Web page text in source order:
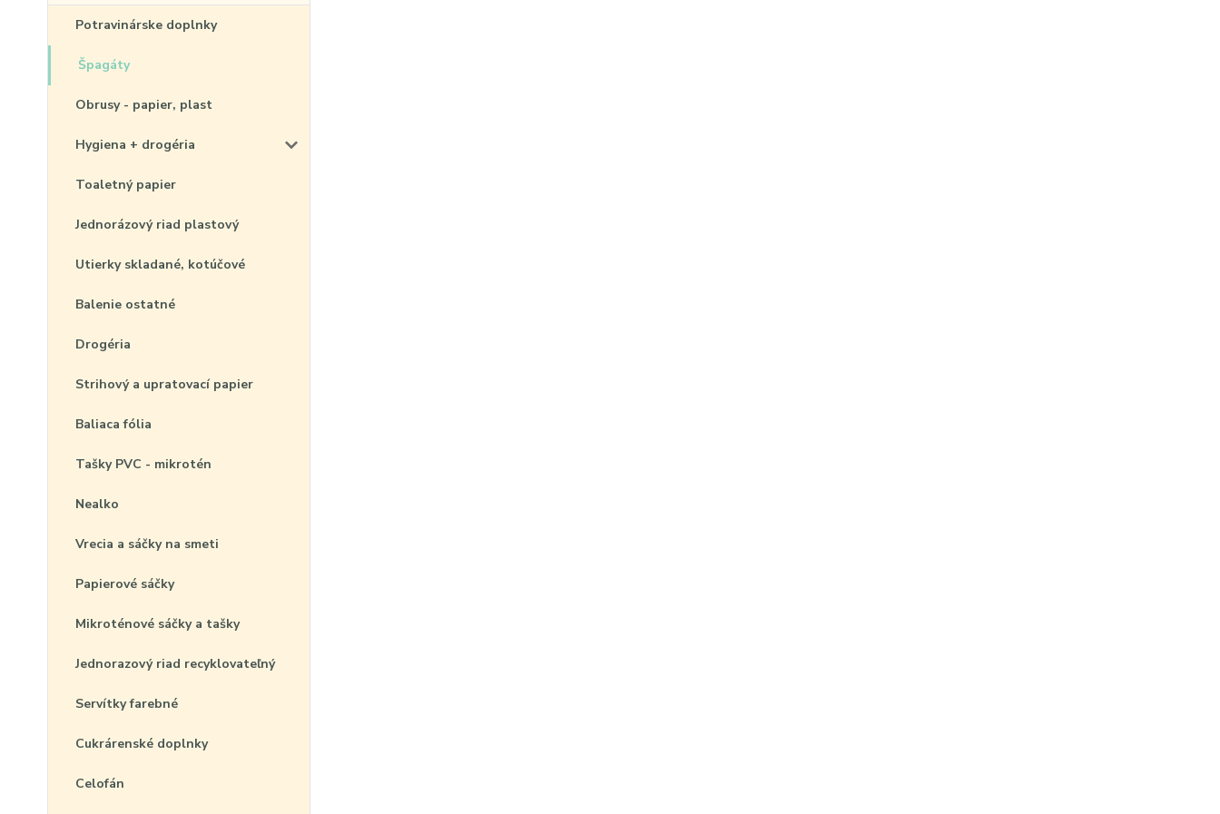
Potravinárske doplnky
Špagáty
Obrusy - papier, plast
Hygiena + drogéria
Toaletný papier
Jednorázový riad plastový
Utierky skladané, kotúčové
Balenie ostatné
Drogéria
Strihový a upratovací papier
Baliaca fólia
Tašky PVC - mikrotén
Nealko
Vrecia a sáčky na smeti
Papierové sáčky
Mikroténové sáčky a tašky
Jednorazový riad recyklovateľný
Servítky farebné
Cukrárenské doplnky
Celofán